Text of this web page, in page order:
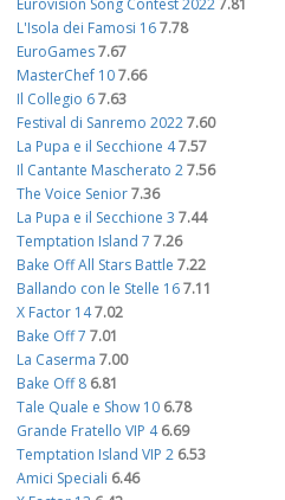
Eurovision Song Contest 20227.81
L'Isola dei Famosi 167.78
EuroGames7.67
MasterChef 107.66
Il Collegio 67.63
Festival di Sanremo 20227.60
La Pupa e il Secchione 47.57
Il Cantante Mascherato 27.56
The Voice Senior7.36
La Pupa e il Secchione 3 7.44
Temptation Island 7 7.26
Bake Off All Stars Battle 7.22
Ballando con le Stelle 167.11
X Factor 147.02
Bake Off 7 7.01
La Caserma 7.00
Bake Off 8 6.81
Tale Quale e Show 10 6.78
Grande Fratello VIP 4 6.69
Temptation Island VIP 2 6.53
Amici Speciali 6.46